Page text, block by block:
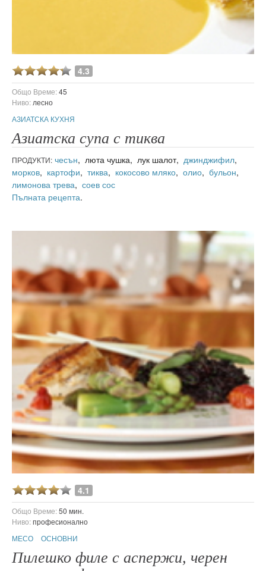
4.3
Общо Време:45
Ниво: лесно
АЗИАТСКА КУХНЯ
Азиатска супа с тиква
ПРОДУКТИ: чесън, люта чушка, лук шалот, джинджифил,
морков, картофи, тиква, кокосово мляко, олио, бульон,
лимонова трева, соев сос
Пълната рецепта.
4.1
Общо Време:50 мин.
Ниво:професионално
МЕСО
ОСНОВНИ
Пилешко филе с аспержи, черен